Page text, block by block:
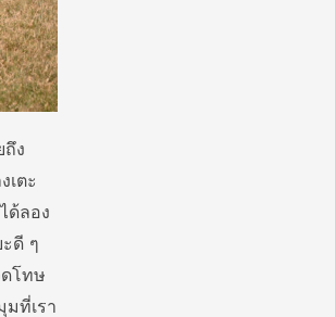
ถึง
เตะ
ด้ลอง
ดี ๆ
โทษ
ที่เรา